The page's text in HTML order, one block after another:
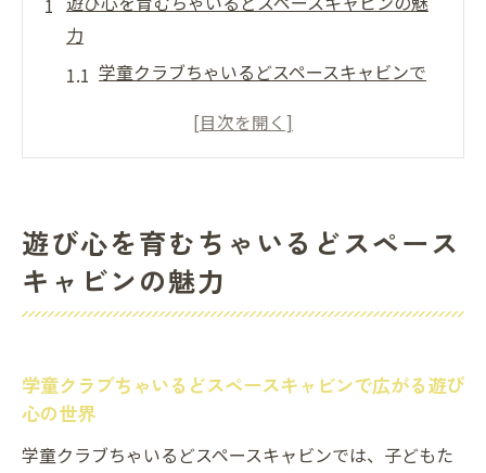
力
学童クラブちゃいるどスペースキャビンで
スポーツプログラムが引き出す創造力と自
体験する多彩な遊び方
スポーツを楽しむことで心を豊かに育てる
学童クラブちゃいるどスペースキャビン
るどスペースキャビンの活動
学童クラブちゃいるどスペースキャビンで感じ
る成長の瞬間
遊び心を育むちゃいるどスペース
キャビンの魅力
学童クラブちゃいるどスペースキャビンで広がる遊び
心の世界
学童クラブちゃいるどスペースキャビンでは、子どもた